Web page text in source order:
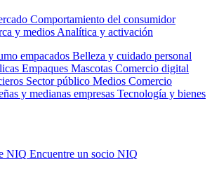
Comportamiento del consumidor
y medios Analítica y activación
empacados Belleza y cuidado personal
Empaques Mascotas Comercio digital
Sector público Medios Comercio
y medianas empresas Tecnología y bienes
NIQ Encuentre un socio NIQ